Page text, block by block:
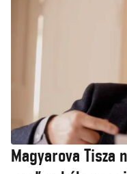
Magyarova Tisza